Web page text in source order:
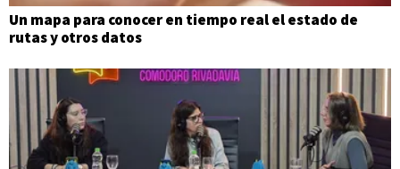
Un mapa para conocer en tiempo real el estado de
rutas y otros datos